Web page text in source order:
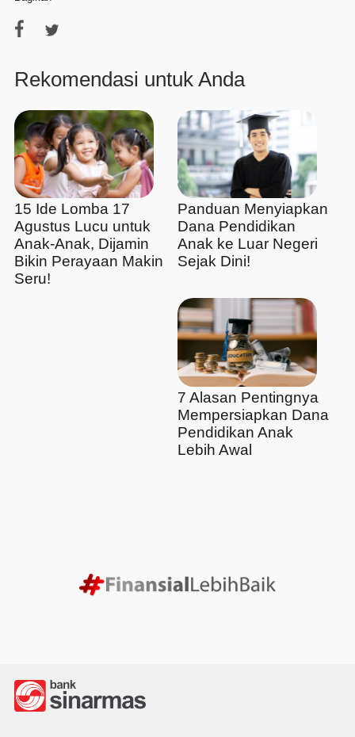
Rekomendasi untuk Anda
15 Ide Lomba 17
Agustus Lucu untuk
Anak-Anak, Dijamin
Bikin Perayaan Makin
Seru!
Panduan Menyiapkan
Dana Pendidikan
Anak ke Luar Negeri
Sejak Dini!
7 Alasan Pentingnya
Mempersiapkan Dana
Pendidikan Anak
Lebih Awal